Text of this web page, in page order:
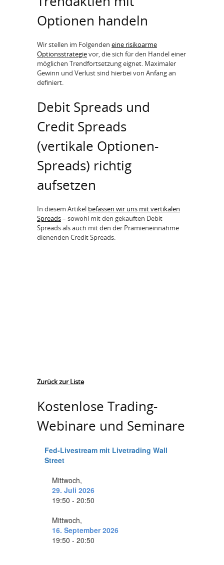
Optionen handeln
Wir stellen im Folgenden eine risikoarme
Optionsstrategievor, die sich für den Handel einer
möglichen Trendfortsetzung eignet. Maximaler
Gewinn und Verlust sind hierbei von Anfang an
definiert.
Debit Spreads und
Credit Spreads
(vertikale Optionen-
Spreads) richtig
aufsetzen
In diesem Artikel befassen wir uns mit vertikalen
Spreads– sowohl mit den gekauften Debit
Spreads als auch mit den der Prämieneinnahme
dienenden Credit Spreads.
Zurück zur Liste
Kostenlose Trading-
Webinare und Seminare